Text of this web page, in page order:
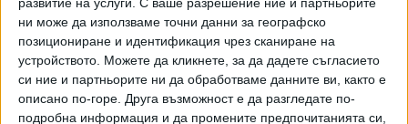
ни може да използваме точни данни за географско
позициониране и идентификация чрез сканиране на
устройството. Можете да кликнете, за да дадете съгласието
си ние и партньорите ни да обработваме данните ви, както е
описано по-горе. Друга възможност е да разгледате по-
подробна информация и да промените предпочитанията си,
03 Септ. 2022
ТУШ Разгледай всички